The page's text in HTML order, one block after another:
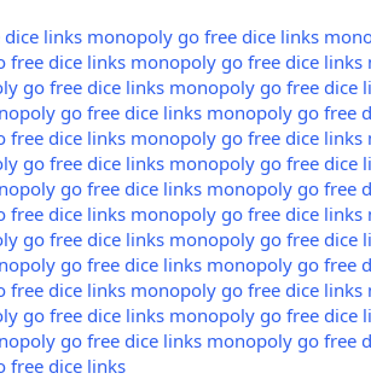
links monopoly go free dice links
free dice links monopoly go free dice links
go free dice links monopoly go free dice
go free dice links monopoly go free
free dice links monopoly go free dice links
go free dice links monopoly go free dice
go free dice links monopoly go free
free dice links monopoly go free dice links
go free dice links monopoly go free dice
go free dice links monopoly go free
free dice links monopoly go free dice links
go free dice links monopoly go free dice
go free dice links monopoly go free
free dice links